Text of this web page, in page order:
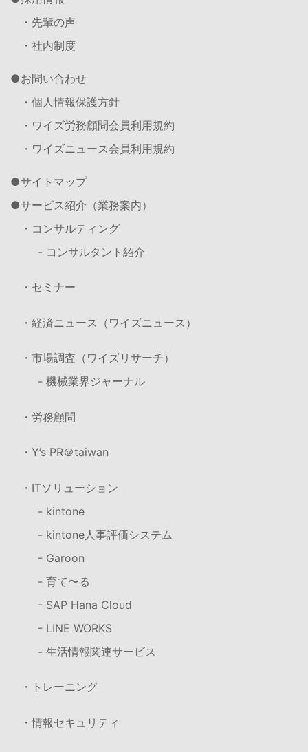
・先輩の声
・社内制度
お問い合わせ
・個人情報保護方針
・ワイズ労務顧問会員利用規約
・ワイズニュース会員利用規約
サイトマップ
サービス紹介（業務案内）
・コンサルティング
- コンサルタント紹介
・セミナー
・経済ニュース（ワイズニュース）
・市場調査（ワイズリサーチ）
- 機械業界ジャーナル
・労務顧問
・Y’s PR＠taiwan
・ITソリューション
- kintone
- kintone人事評価システム
- Garoon
- 育て〜る
- SAP Hana Cloud
- LINE WORKS
- 生活情報関連サービス
・トレーニング
・情報セキュリティ